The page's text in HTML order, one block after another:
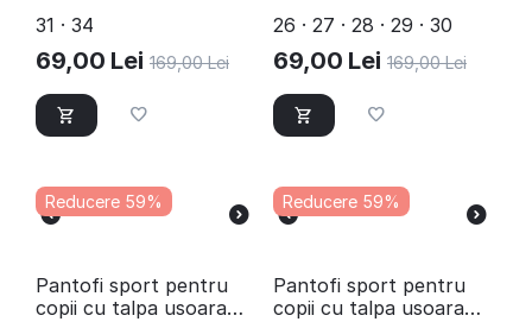
31 · 34
69,00 Lei 169,00 Lei
26 · 27 · 28 · 29 · 30
69,00 Lei 169,00 Lei
Reducere 59%
Pantofi sport pentru
copii cu talpa usoara
Reducere 59%
Pantofi sport pentru
copii cu talpa usoara